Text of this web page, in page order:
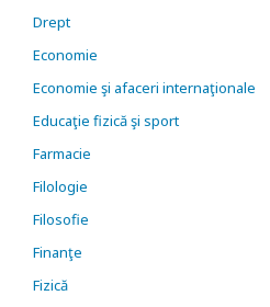
Drept
Economie
Economie şi afaceri internaţionale
Educaţie fizică şi sport
Farmacie
Filologie
Filosofie
Finanţe
Fizică